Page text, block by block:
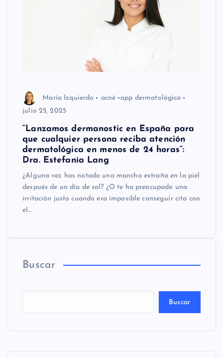
María Izquierdo acné
app dermatológica
julio 25, 2025
“Lanzamos dermanostic en España para
que cualquier persona reciba atención
dermatológica en menos de 24 horas”:
Dra. Estefanía Lang
¿Alguna vez has notado una mancha extraña en la piel
después de un día de sol? ¿O te ha preocupado una
irritación justo cuando era imposible conseguir cita con
el…
Buscar
Buscar